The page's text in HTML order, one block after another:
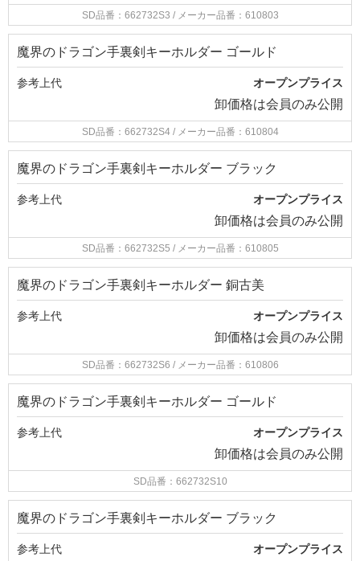
SD品番：662732S3 / メーカー品番：610803
魔界のドラゴン手裏剣キーホルダー ゴールド
参考上代 オープンプライス
卸価格は会員のみ公開
SD品番：662732S4 / メーカー品番：610804
魔界のドラゴン手裏剣キーホルダー ブラック
参考上代 オープンプライス
卸価格は会員のみ公開
SD品番：662732S5 / メーカー品番：610805
魔界のドラゴン手裏剣キーホルダー 銅古美
参考上代 オープンプライス
卸価格は会員のみ公開
SD品番：662732S6 / メーカー品番：610806
魔界のドラゴン手裏剣キーホルダー ゴールド
参考上代 オープンプライス
卸価格は会員のみ公開
SD品番：662732S10
魔界のドラゴン手裏剣キーホルダー ブラック
参考上代 オープンプライス